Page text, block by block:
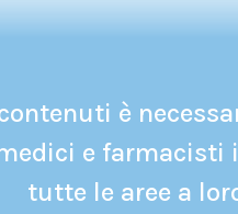
è
e farmacisti
tutte le aree a